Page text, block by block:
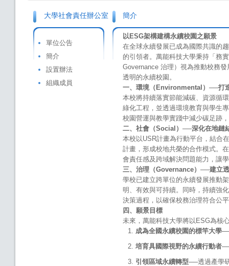
大學社會責任辦公室
單位公告
簡介
設置辦法
組織成員
簡介
以ESG架構建構永續校園之願景
在全球永續發展已成為國際共識的
的引領者。萬能科技大學秉持「務
Governance 治理）視為推動校務
透明的永續校園。
一、環境（Environmental）──打
本校將持續落實節能減碳、資源循
綠化工程，並透過環境教育與學生
校園營運與教學實踐中減少碳足跡
二、社會（Social）──深化在地鏈
本校以USR計畫為行動平台，結合
計畫，形成校地共榮的合作模式。
會責任感及跨域解決問題能力，讓
三、治理（Governance）──建立
學校已建立跨單位的永續發展推動
明、有效與可持續。同時，持續強
決策過程，以確保校務治理符合公
四、願景目標
未來，萬能科技大學將以ESG為核
成為全國永續校園的標竿大學
培育具國際視野的永續行動者
引領區域永續轉型──透過產學